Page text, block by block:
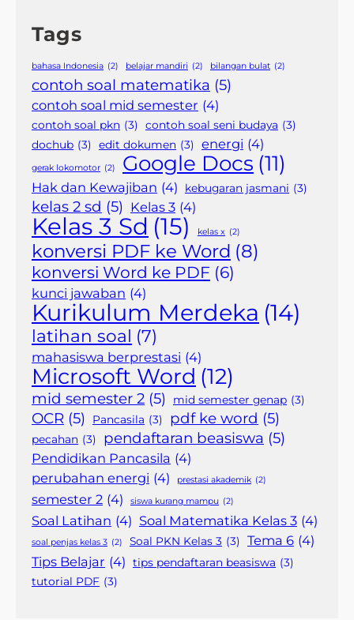
Tags
bahasa Indonesia (2) belajar mandiri (2) bilangan bulat (2)
contoh soal matematika (5)
contoh soal mid semester (4)
contoh soal pkn (3) contoh soal seni budaya (3)
dochub (3) edit dokumen (3) energi (4)
gerak lokomotor (2) Google Docs (11)
Hak dan Kewajiban (4) kebugaran jasmani (3)
kelas 2 sd (5) Kelas 3 (4)
Kelas 3 Sd (15) kelas x (2)
konversi PDF ke Word (8)
konversi Word ke PDF (6)
kunci jawaban (4)
Kurikulum Merdeka (14)
latihan soal (7)
mahasiswa berprestasi (4)
Microsoft Word (12)
mid semester 2 (5) mid semester genap (3)
OCR (5) Pancasila (3) pdf ke word (5)
pecahan (3) pendaftaran beasiswa (5)
Pendidikan Pancasila (4)
perubahan energi (4) prestasi akademik (2)
semester 2 (4) siswa kurang mampu (2)
Soal Latihan (4) Soal Matematika Kelas 3 (4)
soal penjas kelas 3 (2) Soal PKN Kelas 3 (3) Tema 6 (4)
Tips Belajar (4) tips pendaftaran beasiswa (3)
tutorial PDF (3)